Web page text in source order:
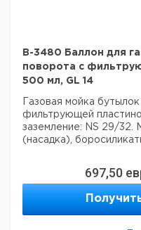
B-3480 Баллон для
поворота с
500 мл, GL 14
Газовая мойка
фильтрующей
заземление: NS 29/32.
(насадка),
697,50